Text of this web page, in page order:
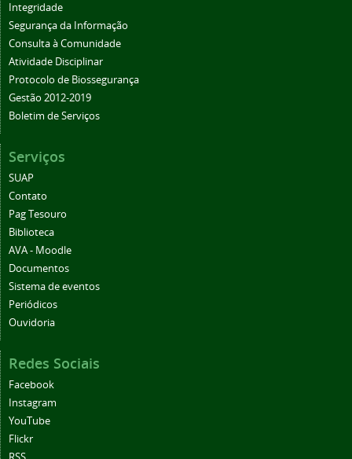
Integridade
Segurança da Informação
Consulta à Comunidade
Atividade Disciplinar
Protocolo de Biossegurança
Gestão 2012-2019
Boletim de Serviços
Serviços
SUAP
Contato
Pag Tesouro
Biblioteca
AVA - Moodle
Documentos
Sistema de eventos
Periódicos
Ouvidoria
Redes Sociais
Facebook
Instagram
YouTube
Flickr